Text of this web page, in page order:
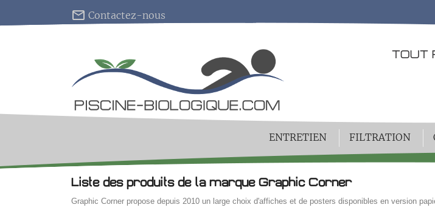
mail_outline Contactez-nous
TOUT
ENTRETIEN FILTRATION
Liste des produits de la marque Graphic Corner
Graphic Corner propose depuis 2010 un large choix d'affiches et de posters disponibles en version